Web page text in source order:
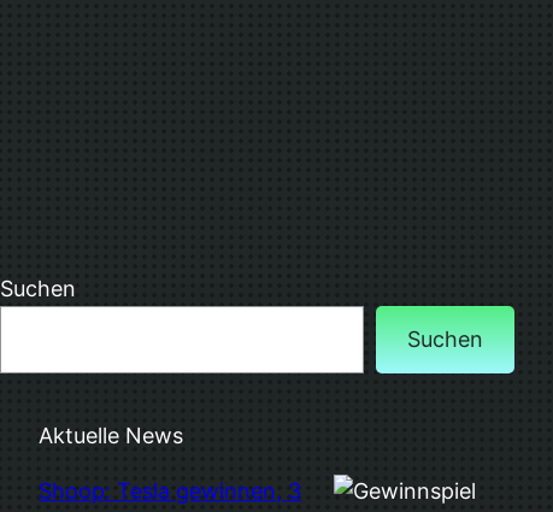
Suchen
Suchen
Aktuelle News
Shoop: Tesla gewinnen, 3